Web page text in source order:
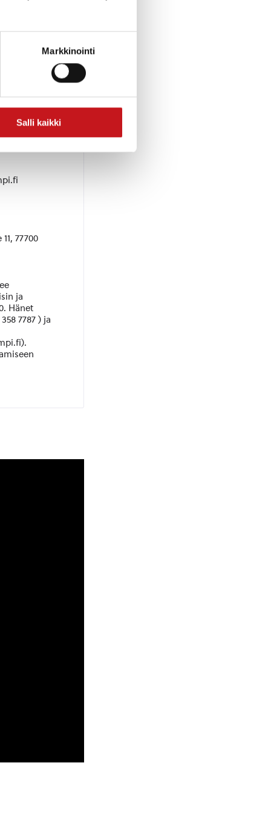
Markkinointi
Salli kaikki
77700
ja
Hänet
7787 ) ja